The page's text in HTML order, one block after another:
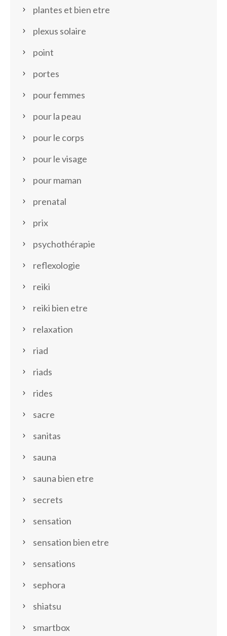
plantes et bien etre
plexus solaire
point
portes
pour femmes
pour la peau
pour le corps
pour le visage
pour maman
prenatal
prix
psychothérapie
reflexologie
reiki
reiki bien etre
relaxation
riad
riads
rides
sacre
sanitas
sauna
sauna bien etre
secrets
sensation
sensation bien etre
sensations
sephora
shiatsu
smartbox